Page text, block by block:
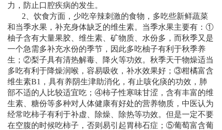
力，防止口腔疾病的发生。
2、饮食方面，少吃辛辣刺激的食物，多吃些新鲜蔬菜
和当季水果，补充身体缺乏的维生素。当季水果主要有：①
柚子含有大量果胶、维生素、矿物质、水份多，而秋季又是
一个急需多补充水份的季节，因此多吃柚子有利于秋季养
生；②梨子具有清热解毒、降火等功效。秋季天干物燥适当
多吃有利于降燥润喉，容易吸收，补水效果好；③柑橘富含
维生素B1，具有养阴生津助消化，有止咳化痰的功效，肺
部不适的人比较适宜吃；④柿子性寒味甘涩，含有丰富的维
生素、糖份等多种对人体健康有好处的营养物质，中医认为
经常吃柿子有利于补虚、除燥、除热等功效。但是一定不要
在空腹的时候吃柿子，否则易引起胃柿石症；⑤葡萄富含葡